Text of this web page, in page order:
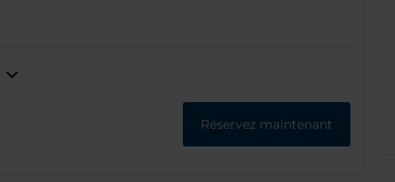
Réservez maintenant